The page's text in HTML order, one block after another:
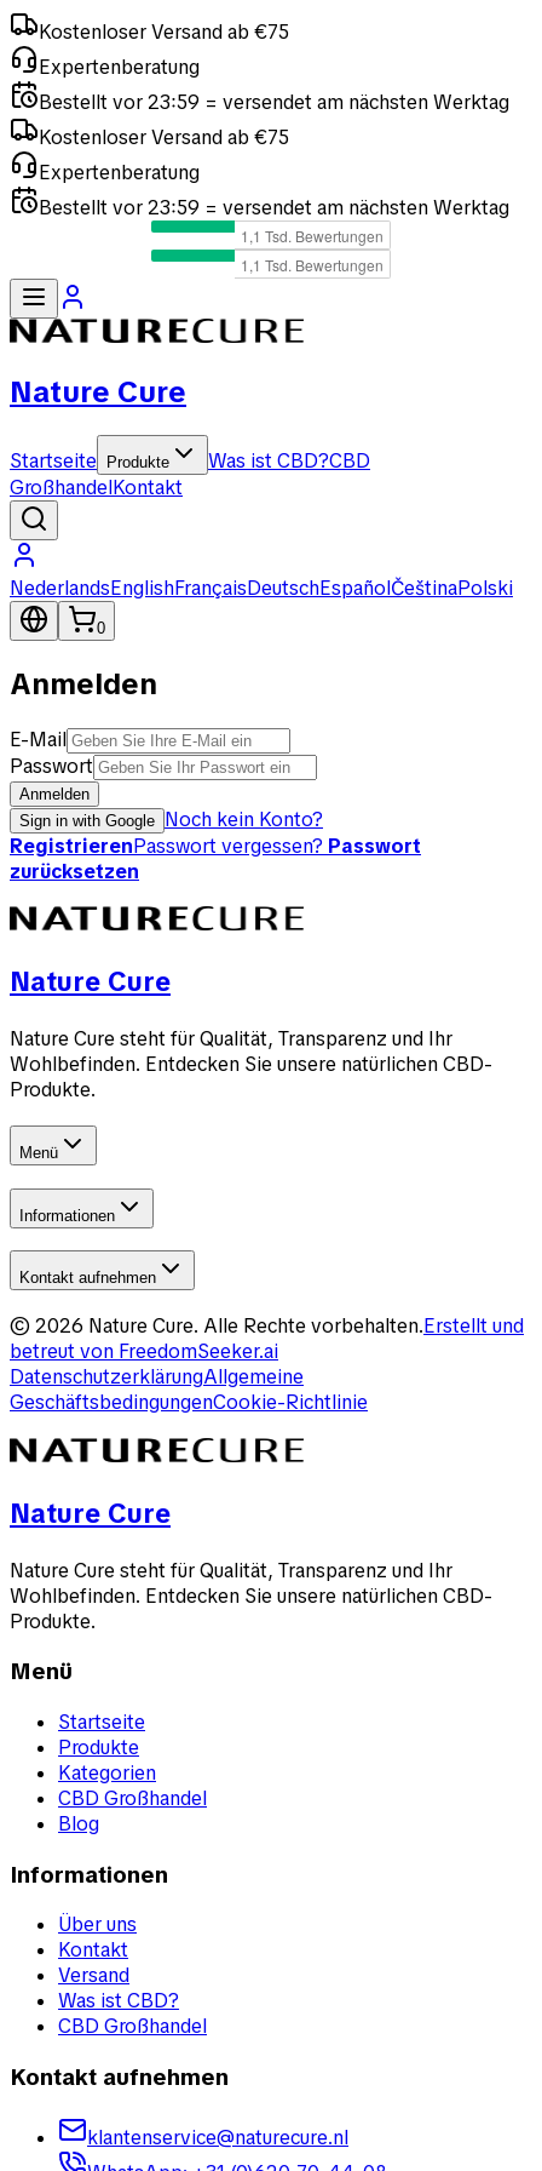
Kostenloser Versand ab €75
Expertenberatung
Bestellt vor 23:59 = versendet am nächsten Werktag
Kostenloser Versand ab €75
Expertenberatung
Bestellt vor 23:59 = versendet am nächsten Werktag
Nature Cure
Startseite Produkte Was ist CBD?CBD
GroßhandelKontakt
NederlandsEnglishFrançaisDeutschEspañolČeštinaPolski
0
Anmelden
E-Mail
Passwort
Anmelden
Sign in with Google Noch kein Konto?
RegistrierenPasswort vergessen? Passwort
zurücksetzen
Nature Cure
Nature Cure steht für Qualität, Transparenz und Ihr
Wohlbefinden. Entdecken Sie unsere natürlichen CBD-
Produkte.
Menü
Informationen
Kontakt aufnehmen
© 2026 Nature Cure. Alle Rechte vorbehalten.Erstellt und
betreut von FreedomSeeker.ai
DatenschutzerklärungAllgemeine
GeschäftsbedingungenCookie-Richtlinie
Nature Cure
Nature Cure steht für Qualität, Transparenz und Ihr
Wohlbefinden. Entdecken Sie unsere natürlichen CBD-
Produkte.
Menü
Startseite
Produkte
Kategorien
CBD Großhandel
Blog
Informationen
Über uns
Kontakt
Versand
Was ist CBD?
CBD Großhandel
Kontakt aufnehmen
klantenservice@naturecure.nl